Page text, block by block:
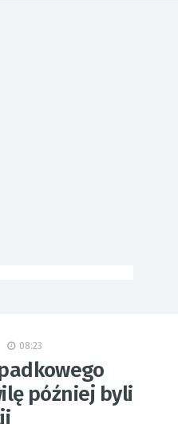
08:23
później byli